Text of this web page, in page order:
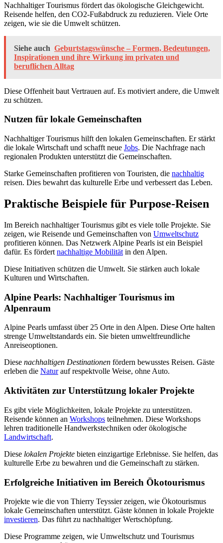
Nachhaltiger Tourismus fördert das ökologische Gleichgewicht.
Reisende helfen, den CO2-Fußabdruck zu reduzieren. Viele Orte
zeigen, wie sie die Umwelt schützen.
Siehe auch Geburtstagswünsche – Formen, Bedeutungen,
Inspirationen und ihre Wirkung im privaten und
beruflichen Alltag
Diese Offenheit baut Vertrauen auf. Es motiviert andere, die Umwelt
zu schützen.
Nutzen für lokale Gemeinschaften
Nachhaltiger Tourismus hilft den lokalen Gemeinschaften. Er stärkt
die lokale Wirtschaft und schafft neue Jobs. Die Nachfrage nach
regionalen Produkten unterstützt die Gemeinschaften.
Starke Gemeinschaften profitieren von Touristen, die nachhaltig
reisen. Dies bewahrt das kulturelle Erbe und verbessert das Leben.
Praktische Beispiele für Purpose-Reisen
Im Bereich nachhaltiger Tourismus gibt es viele tolle Projekte. Sie
zeigen, wie Reisende und Gemeinschaften von Umweltschutz
profitieren können. Das Netzwerk Alpine Pearls ist ein Beispiel
dafür. Es fördert nachhaltige Mobilität in den Alpen.
Diese Initiativen schützen die Umwelt. Sie stärken auch lokale
Kulturen und Wirtschaften.
Alpine Pearls: Nachhaltiger Tourismus im
Alpenraum
Alpine Pearls umfasst über 25 Orte in den Alpen. Diese Orte halten
strenge Umweltstandards ein. Sie bieten umweltfreundliche
Anreiseoptionen.
Diese nachhaltigen Destinationen fördern bewusstes Reisen. Gäste
erleben die Naturauf respektvolle Weise, ohne Auto.
Aktivitäten zur Unterstützung lokaler Projekte
Es gibt viele Möglichkeiten, lokale Projekte zu unterstützen.
Reisende können an Workshops teilnehmen. Diese Workshops
lehren traditionelle Handwerkstechniken oder ökologische
Landwirtschaft.
Diese lokalen Projekte bieten einzigartige Erlebnisse. Sie helfen, das
kulturelle Erbe zu bewahren und die Gemeinschaft zu stärken.
Erfolgreiche Initiativen im Bereich Ökotourismus
Projekte wie die von Thierry Teyssier zeigen, wie Ökotourismus
lokale Gemeinschaften unterstützt. Gäste können in lokale Projekte
investieren. Das führt zu nachhaltiger Wertschöpfung.
Diese Programme zeigen, wie Umweltschutz und Tourismus